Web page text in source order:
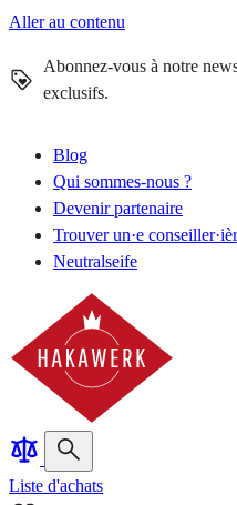
Aller au contenu
Abonnez-vous à notre
exclusifs.
Blog
Qui sommes-nous ?
Devenir partenaire
Trouver un·e
Neutralseife
Liste d'achats